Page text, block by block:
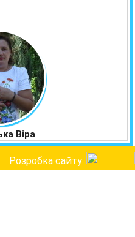
Віра
Розробка сайту: